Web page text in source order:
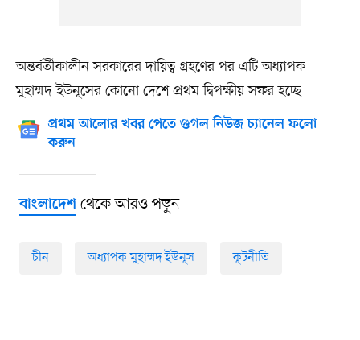
অন্তর্বর্তীকালীন সরকারের দায়িত্ব গ্রহণের পর এটি অধ্যাপক
মুহাম্মদ ইউনূসের কোনো দেশে প্রথম দ্বিপক্ষীয় সফর হচ্ছে।
প্রথম আলোর খবর পেতে গুগল নিউজ চ্যানেল ফলো
করুন
বাংলাদেশথেকে আরও পড়ুন
চীন অধ্যাপক মুহাম্মদ ইউনূস কূটনীতি